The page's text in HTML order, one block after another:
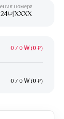
номера
너XXXX
0 / 0 ₩ (0 ₽)
0 / 0 ₩ (0 ₽)